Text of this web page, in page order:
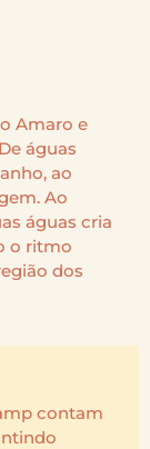
Amaro e
águas
ao
Ao
águas cria
o ritmo
dos
contam